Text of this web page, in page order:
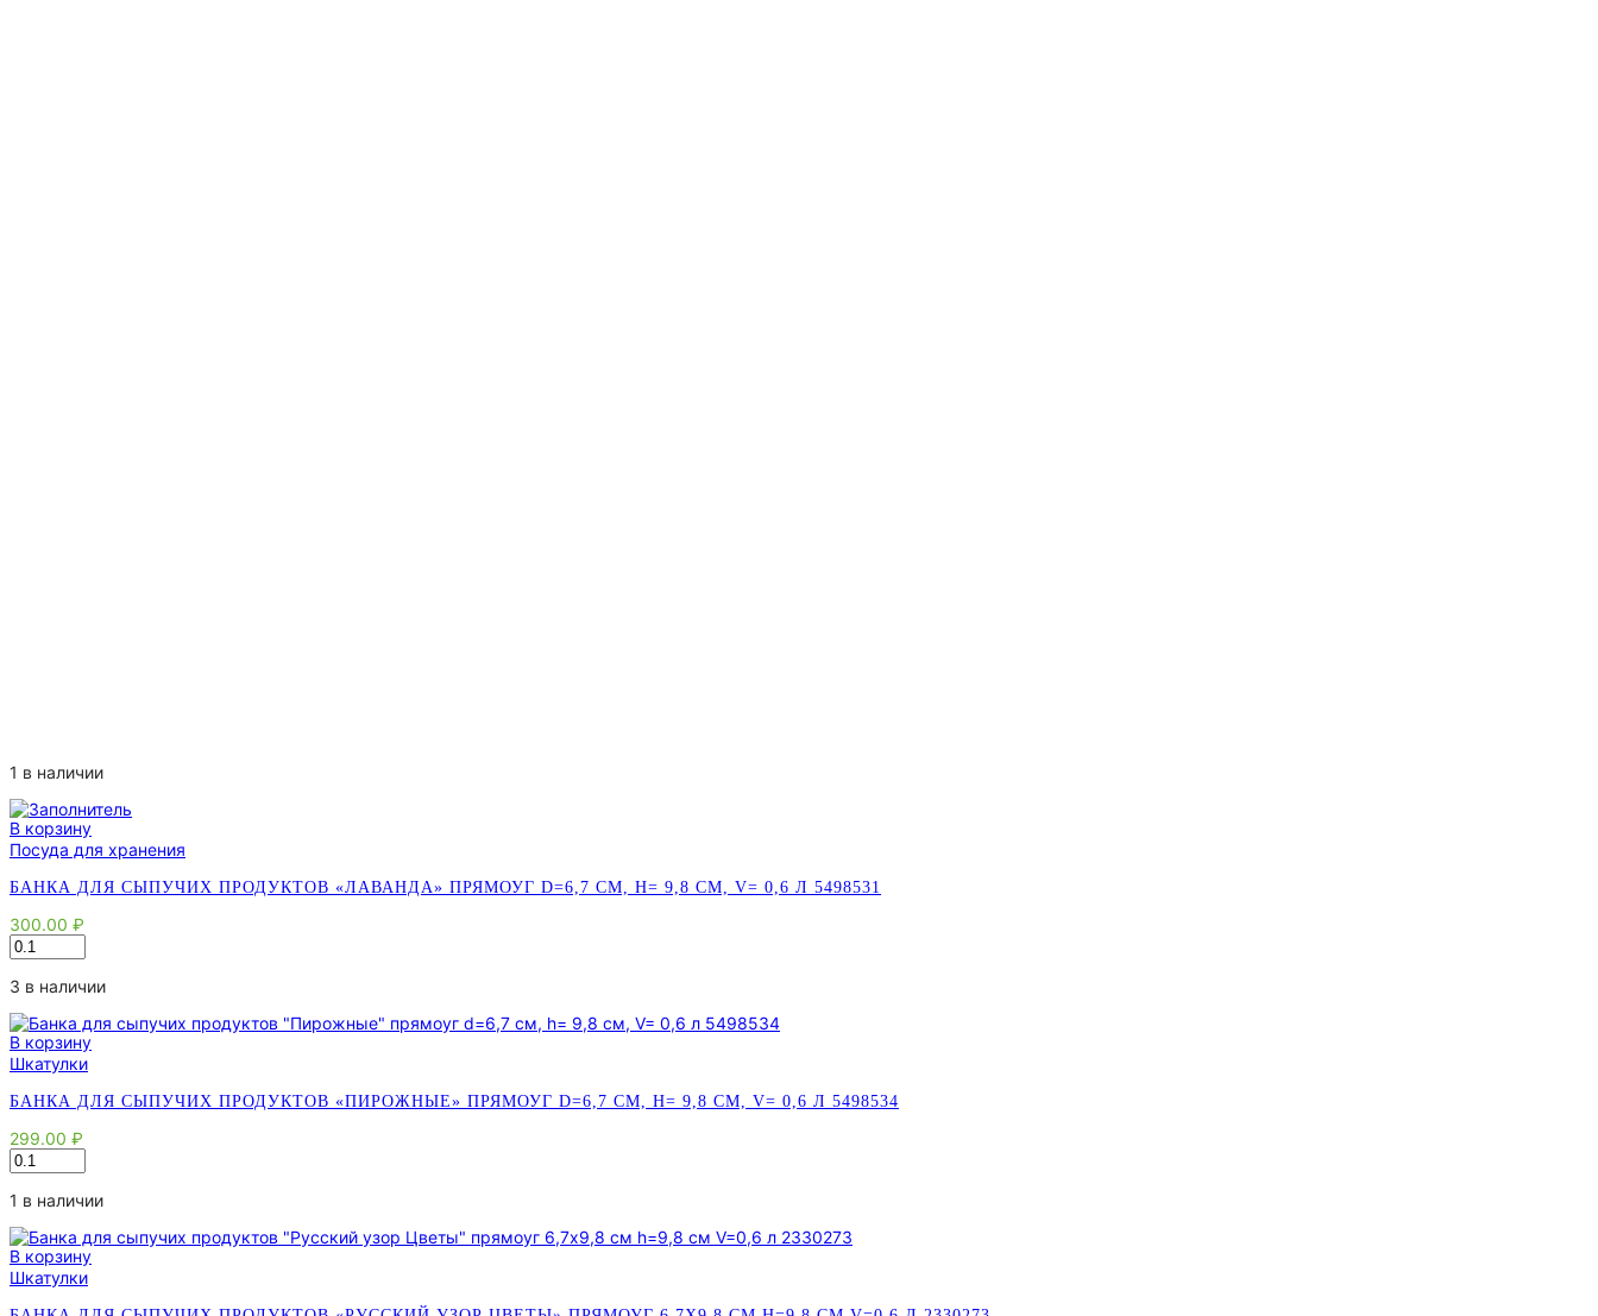
1 в наличии
В корзину
Посуда для хранения
БАНКА ДЛЯ СЫПУЧИХ ПРОДУКТОВ «ЛАВАНДА» ПРЯМОУГ D=6,7 СМ, H= 9,8 СМ, V= 0,6 Л 5498531
300.00 ₽
Количество
товара
Банка
сыпучих
продуктов
"Лаванда"
d=6,7
h=
9,8
V=
0,6
л
5498531
3 в наличии
В корзину
Шкатулки
БАНКА ДЛЯ СЫПУЧИХ ПРОДУКТОВ «ПИРОЖНЫЕ» ПРЯМОУГ D=6,7 СМ, H= 9,8 СМ, V= 0,6 Л 5498534
299.00 ₽
Количество
товара
Банка
сыпучих
продуктов
"Пирожные"
1 в наличии
В корзину
Шкатулки